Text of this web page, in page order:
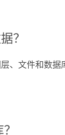
？
、文件和数据